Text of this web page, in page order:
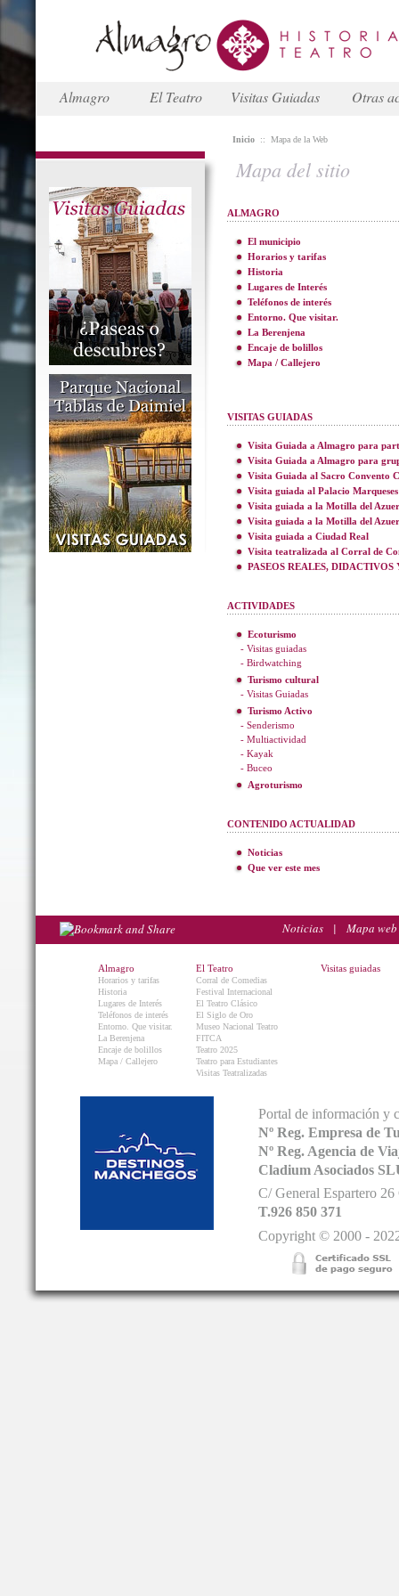
Almagro El Teatro Visitas Guiadas Otras
Inicio :: Mapa de la Web
Mapa del sitio
ALMAGRO
El municipio
Horarios y tarifas
Historia
Lugares de Interés
Teléfonos de interés
Entorno. Que visitar.
La Berenjena
Encaje de bolillos
Mapa / Callejero
VISITAS GUIADAS
Visita Guiada a Almagro para
Visita Guiada a Almagro para
Visita Guiada al Sacro Convento
Visita guiada al Palacio
Visita guiada a la Motilla del
Visita guiada a la Motilla del
Visita guiada a Ciudad Real
Visita teatralizada al Corral de
PASEOS REALES,
ACTIVIDADES
Ecoturismo
- Visitas guiadas
- Birdwatching
Turismo cultural
- Visitas Guiadas
Turismo Activo
- Senderismo
- Multiactividad
- Kayak
- Buceo
Agroturismo
CONTENIDO ACTUALIDAD
Noticias
Que ver este mes
Noticias | Mapa web
Almagro
Horarios y tarifas
Historia
Lugares de Interés
Teléfonos de interés
Entorno. Que visitar.
La Berenjena
Encaje de bolillos
Mapa / Callejero
El Teatro
Corral de Comedias
Festival Internacional
El Teatro Clásico
El Siglo de Oro
Museo Nacional Teatro
FITCA
Teatro 2025
Teatro para Estudiantes
Visitas Teatralizadas
Visitas guiadas
Portal de información y
Nº Reg. Empresa de
Nº Reg. Agencia de
Cladium Asociados
C/ General Espartero
T.926 850 371
Copyright © 2000 -